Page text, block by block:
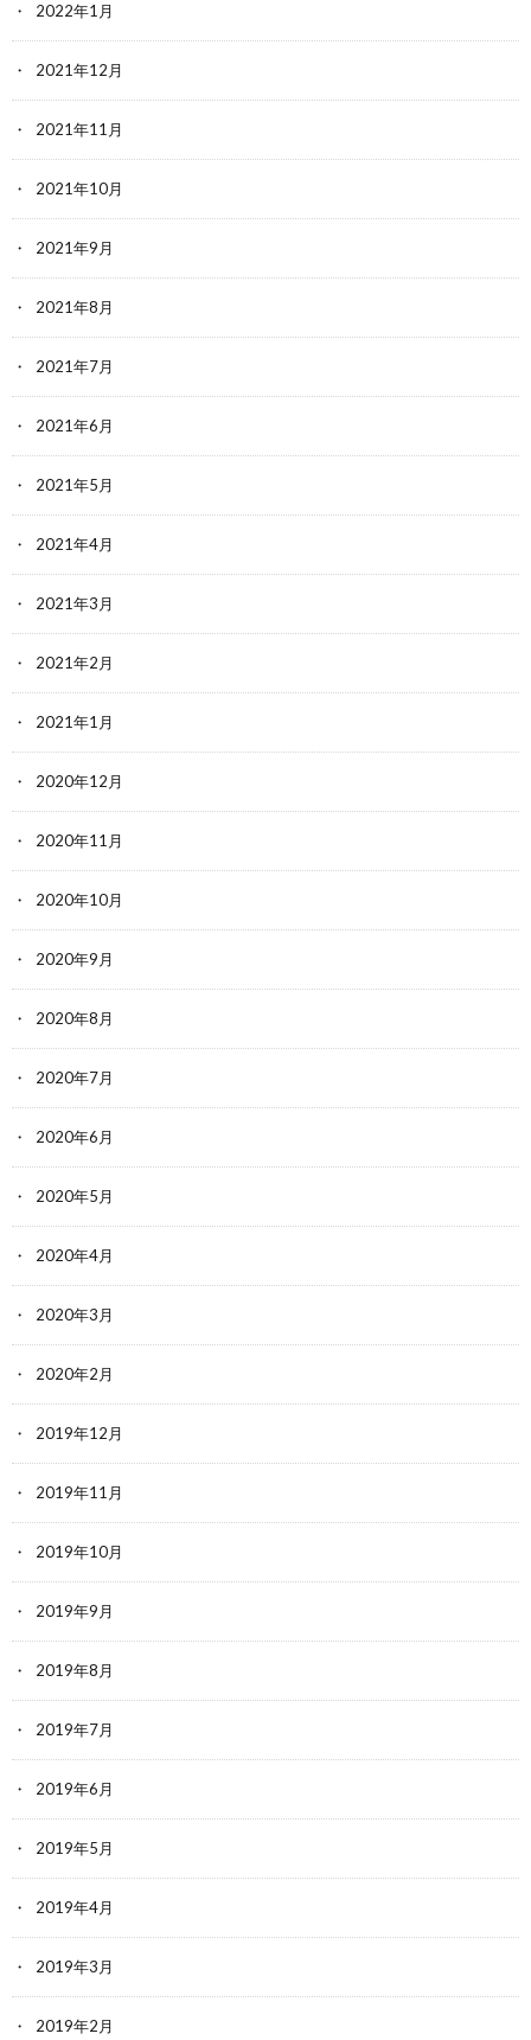
2022年1月
2021年12月
2021年11月
2021年10月
2021年9月
2021年8月
2021年7月
2021年6月
2021年5月
2021年4月
2021年3月
2021年2月
2021年1月
2020年12月
2020年11月
2020年10月
2020年9月
2020年8月
2020年7月
2020年6月
2020年5月
2020年4月
2020年3月
2020年2月
2019年12月
2019年11月
2019年10月
2019年9月
2019年8月
2019年7月
2019年6月
2019年5月
2019年4月
2019年3月
2019年2月